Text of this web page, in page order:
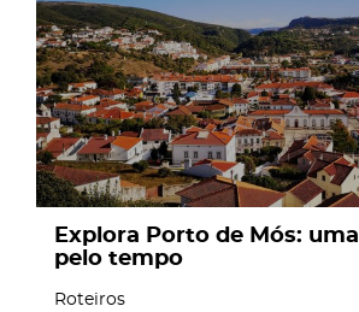
Explora Porto de Mós:
pelo tempo
Roteiros